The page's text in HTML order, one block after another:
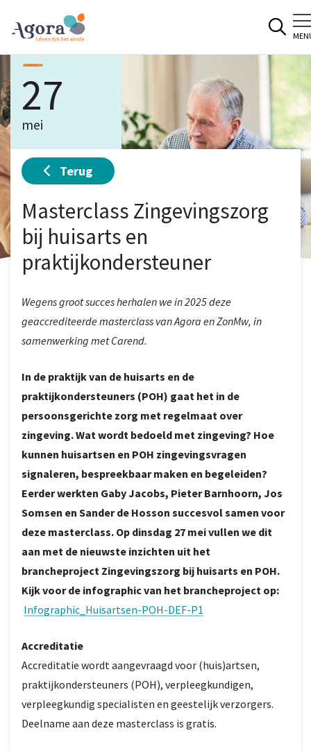
27
mei
Terug
Masterclass Zingevingszorg
bij huisarts en
praktijkondersteuner
Wegens groot succes herhalen we in 2025 deze
geaccrediteerde masterclass van Agora en ZonMw, in
samenwerking met Carend.
In de praktijk van de huisarts en de
praktijkondersteuners (POH) gaat het in de
persoonsgerichte zorg met regelmaat over
zingeving. Wat wordt bedoeld met zingeving? Hoe
kunnen huisartsen en POH zingevingsvragen
signaleren, bespreekbaar maken en begeleiden?
Eerder werkten Gaby Jacobs, Pieter Barnhoorn, Jos
Somsen en Sander de Hosson succesvol samen voor
deze masterclass. Op dinsdag 27 mei vullen we dit
aan met de nieuwste inzichten uit het
brancheproject Zingevingszorg bij huisarts en POH.
Kijk voor de infographic van het brancheproject op:
Infographic_Huisartsen-POH-DEF-P1
Accreditatie
Accreditatie wordt aangevraagd voor (huis)artsen,
praktijkondersteuners (POH), verpleegkundigen,
verpleegkundig specialisten en geestelijk verzorgers.
Deelname aan deze masterclass is gratis.